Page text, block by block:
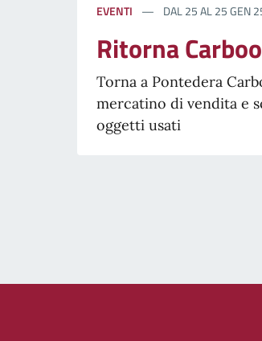
EVENTI DAL 25 AL 25 GEN
Ritorna
Torna a Pontedera
mercatino di vendita e
oggetti usati